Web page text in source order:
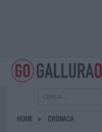
HOME CRONACA